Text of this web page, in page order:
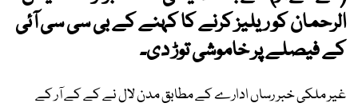
الرحمان کو ریلیز کرنے کا کہنے کے بی سی سی آئی
کے فیصلے پر خاموشی توڑ دی۔
غیر ملکی خبر رساں ادارے کے مطابق مدن لال نے کے کے آر کے